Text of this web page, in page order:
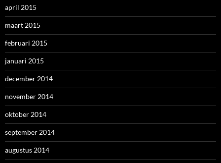
april 2015
maart 2015
februari 2015
januari 2015
december 2014
november 2014
oktober 2014
september 2014
augustus 2014